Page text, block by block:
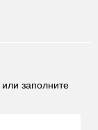
или заполните